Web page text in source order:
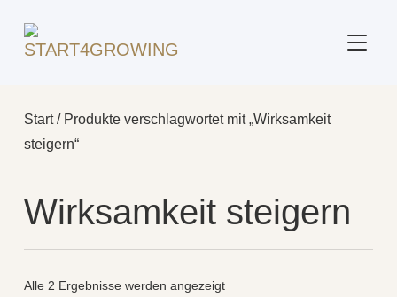
Start/ Produkte verschlagwortet mit „Wirksamkeit
steigern“
Wirksamkeit steigern
Alle 2 Ergebnisse werden angezeigt